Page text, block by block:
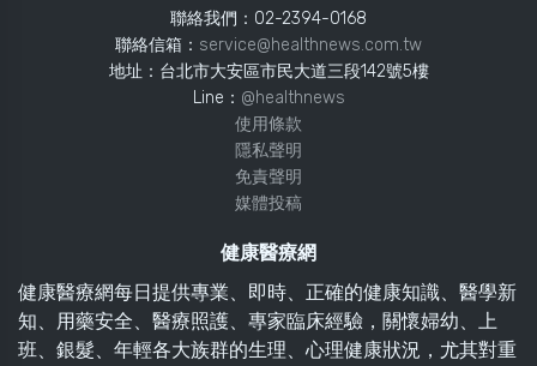
聯絡我們：02-2394-0168
聯絡信箱： service@healthnews.com.tw
地址：台北市大安區市民大道三段142號5樓
Line： @healthnews
使用條款
隱私聲明
免責聲明
媒體投稿
健康醫療網
健康醫療網每日提供專業、即時、正確的健康知識、醫學新
知、用藥安全、醫療照護、專家臨床經驗，關懷婦幼、上
班、銀髮、年輕各大族群的生理、心理健康狀況，尤其對重